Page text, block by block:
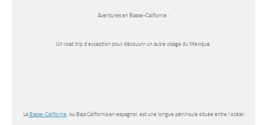
Aventures en Basse-Californie :
Un road trip d’exception pour découvrir un autre visage du Mexique.
La Basse-Californie, ou Baja California en espagnol, est une longue péninsule située entre l’océan